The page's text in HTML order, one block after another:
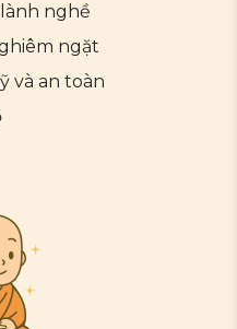
nghề
ngặt
và an toàn